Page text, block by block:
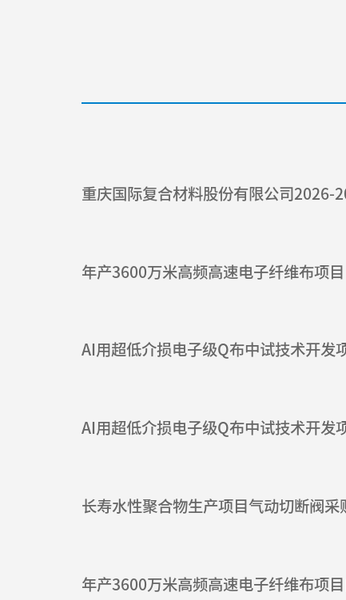
重庆国际复合材料股份有限公司2026-
年产3600万米高频高速电子纤维布项
AI用超低介损电子级Q布中试技术开发
长寿水性聚合物生产项目气动切断阀采
年产3600万米高频高速电子纤维布项